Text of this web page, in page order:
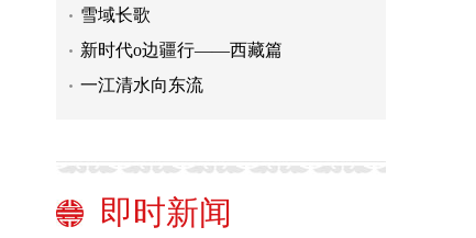
雪域长歌
新时代o边疆行——西藏篇
一江清水向东流
即时新闻
激发市场主体活力 夯实全面高质量发
展基础
建设高效先进的数智化社会供应链
稳消费重在稳消费预期
破除对共同富裕的认识误区